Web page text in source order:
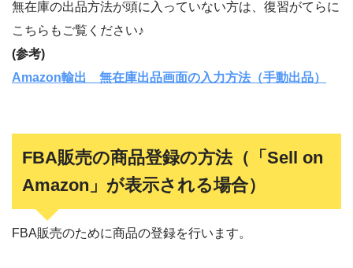
無在庫の出品方法が頭に入っていない方は、復習がてらに
こちらもご覧ください♪
(参考)
Amazon輸出 無在庫出品画面の入力方法（手動出品）
FBA販売の商品登録の方法（「Sell on
Amazon」が表示される場合）
FBA販売のために商品の登録を行います。